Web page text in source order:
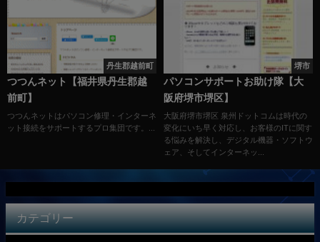
丹生郡越前町
つつんネット【福井県丹生郡越
前町】
つつんネットはパソコン修理・インターネ
ット接続をサポートするプロ集団です。...
堺市
パソコンサポートお助け隊【大
阪府堺市堺区】
大阪府堺市堺区 泉州ドットコムは時代の
変化にいち早く対応し、お客様のITに関す
る悩みを解決し、デジタル機器・ソフトウ
ェア、そしてインターネッ...
カテゴリー